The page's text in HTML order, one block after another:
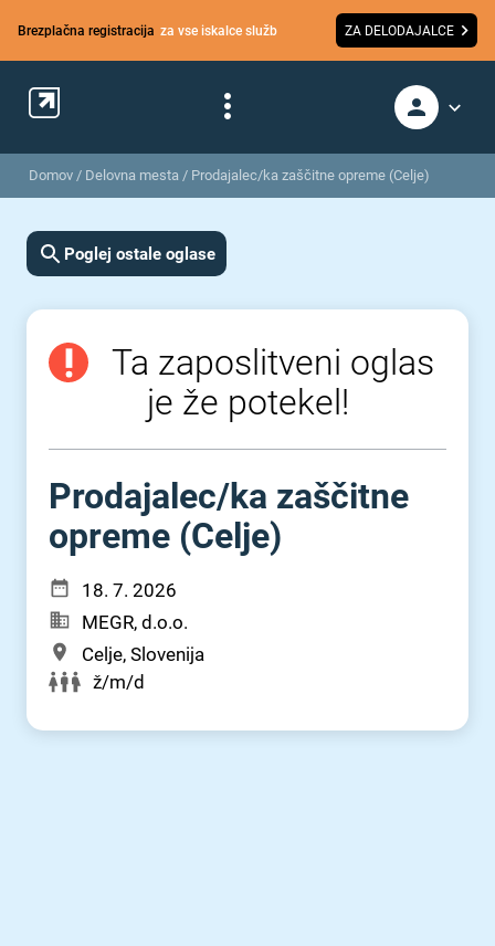
Brezplačna registracija za vse iskalce služb ZA DELODAJALCE
Domov / Delovna mesta / Prodajalec/ka zaščitne opreme (Celje)
Poglej ostale oglase
Ta zaposlitveni oglas
je že potekel!
Prodajalec⁠/⁠ka zaščitne
opreme (Celje)
18. 7. 2026
MEGR, d.o.o.
Celje, Slovenija
ž/m/d